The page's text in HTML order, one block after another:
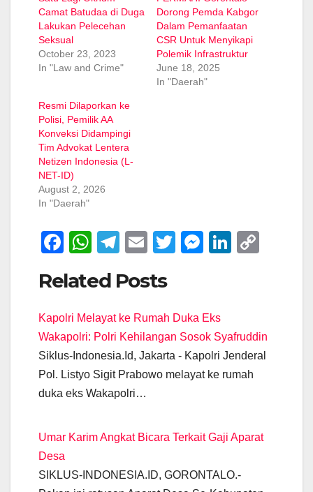
Camat Batudaa di Duga
Lakukan Pelecehan
Seksual
October 23, 2023
In "Law and Crime"
Dorong Pemda Kabgor
Dalam Pemanfaatan
CSR Untuk Menyikapi
Polemik Infrastruktur
June 18, 2025
In "Daerah"
Resmi Dilaporkan ke
Polisi, Pemilik AA
Konveksi Didampingi
Tim Advokat Lentera
Netizen Indonesia (L-
NET-ID)
August 2, 2026
In "Daerah"
F
c
e
b
o
o
k
W
at
s
A
p
p
T
e
gr
a
m
E
ail
T
er
M
e
n
g
er
Li
dI
n
Li
n
Related Posts
Kapolri Melayat ke Rumah Duka Eks
Wakapolri: Polri Kehilangan Sosok Syafruddin
Siklus-Indonesia.Id, Jakarta - Kapolri Jenderal
Pol. Listyo Sigit Prabowo melayat ke rumah
duka eks Wakapolri…
Umar Karim Angkat Bicara Terkait Gaji Aparat
Desa
SIKLUS-INDONESIA.ID, GORONTALO.-